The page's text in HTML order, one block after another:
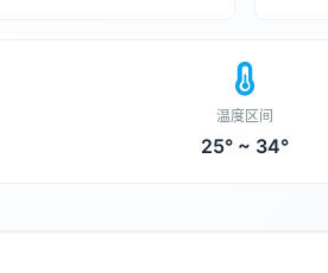
温度区间
25° ~ 34°